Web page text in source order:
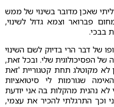
שאכן מדובר בשינוי של ממש
פברואר וצמא גדול לשינוי,
בבכי.
של דבר הרי בדיוק לשם השינוי
הפסיכולוגית שלי. ובכל זאת,
לא מקוטלג תחת קטגוריית 'זאת
שגורמות לי סיטואציות
לא נהנית מהקלות בה אני יודעת
וכך התרגלתי להכיר את עצמי,